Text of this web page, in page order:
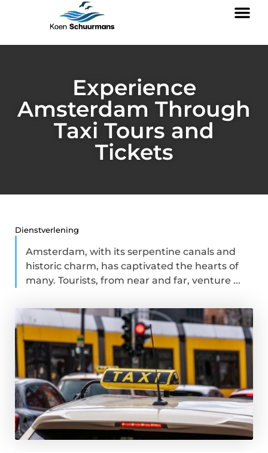
Experience
Amsterdam Through
Taxi Tours and
Tickets
Dienstverlening
Amsterdam, with its serpentine canals and
historic charm, has captivated the hearts of
many. Tourists, from near and far, venture ...